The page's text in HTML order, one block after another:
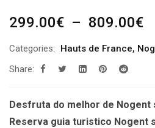
299.00€ – 809.00€
Categories: Hauts de France,
Share:
Desfruta do melhor de Nogent
Reserva guia turistico Nogent